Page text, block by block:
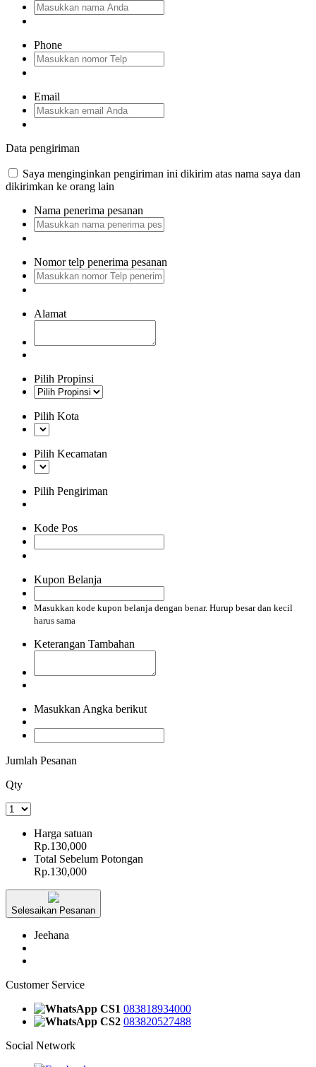
Phone
Email
Data pengiriman
Saya menginginkan pengiriman ini dikirim atas nama saya dan
dikirimkan ke orang lain
Nama penerima pesanan
Nomor telp penerima pesanan
Alamat
Pilih Propinsi
Pilih Kota
Pilih Kecamatan
Pilih Pengiriman
Kode Pos
Kupon Belanja
Masukkan kode kupon belanja dengan benar. Hurup besar dan kecil
harus sama
Keterangan Tambahan
Masukkan Angka berikut
Jumlah Pesanan
Qty
Harga satuan
Rp.130,000
Total Sebelum Potongan
Rp.130,000
Selesaikan Pesanan
Jeehana
Customer Service
CS1 083818934000
CS2 083820527488
Social Network